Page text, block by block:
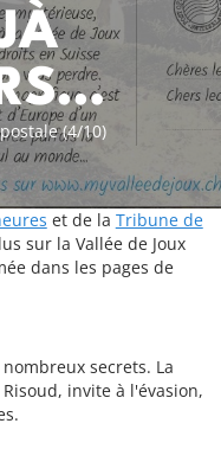
(4/10)
et de la Tribune de
sur la Vallée de Joux
dans les pages de
secrets. La
invite à l'évasion,